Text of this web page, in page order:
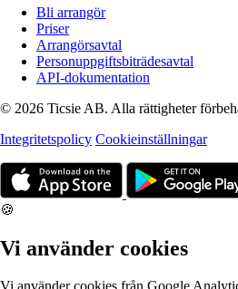
Bli arrangör
Priser
Arrangörsavtal
Personuppgiftsbiträdesavtal
API-dokumentation
© 2026 Ticsie AB. Alla rättigheter
Integritetspolicy Cookieinställningar
🍪
Vi använder cookies